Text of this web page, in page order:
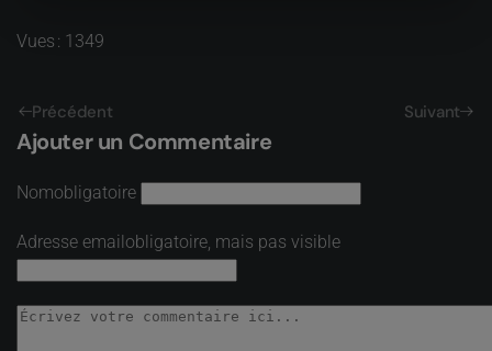
Vues : 1349
Précédent Suivant
Ajouter un Commentaire
Nomobligatoire
Adresse emailobligatoire, mais pas visible